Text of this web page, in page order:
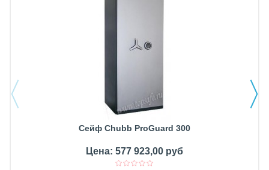
Сейф Chubb ProGuard 300
Цена: 577 923,00 руб